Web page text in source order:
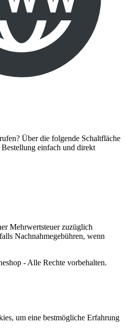
Über die folgende Schaltfläche
einfach und direkt
Mehrwertsteuer zuzüglich
Nachnahmegebühren, wenn
- Alle Rechte vorbehalten.
um eine bestmögliche Erfahrung